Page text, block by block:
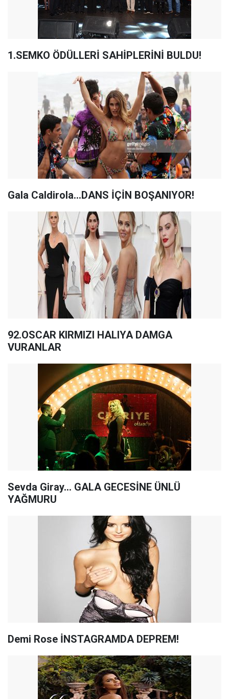
1.SEMKO ÖDÜLLERİ SAHİPLERİNİ BULDU!
Gala Caldirola...DANS İÇİN BOŞANIYOR!
92.OSCAR KIRMIZI HALIYA DAMGA
VURANLAR
Sevda Giray… GALA GECESİNE ÜNLÜ
YAĞMURU
Demi Rose İNSTAGRAMDA DEPREM!